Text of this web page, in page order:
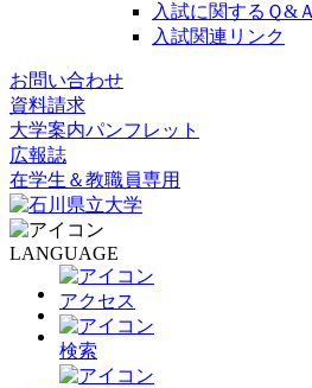
入試に関するＱ&
入試関連リンク
お問い合わせ
資料請求
大学案内パンフレット
広報誌
在学生＆教職員専用
LANGUAGE
アクセス
検索